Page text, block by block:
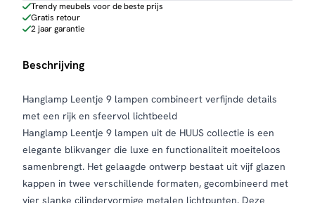
Trendy meubels voor de beste prijs
Gratis retour
2 jaar garantie
Beschrijving
Hanglamp Leentje 9 lampen combineert verfijnde details
met een rijk en sfeervol lichtbeeld
Hanglamp Leentje 9 lampen uit de HUUS collectie is een
elegante blikvanger die luxe en functionaliteit moeiteloos
samenbrengt. Het gelaagde ontwerp bestaat uit vijf glazen
kappen in twee verschillende formaten, gecombineerd met
vier slanke cilindervormige metalen lichtpunten. Deze